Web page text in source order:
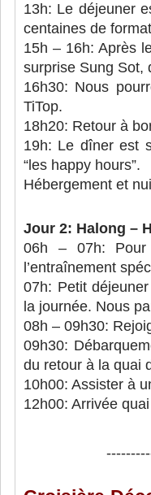
13h: Le déjeuner
centaines de
15h – 16h: Après
surprise Sung Sot,
16h30: Nous
TiTop.
18h20: Retour à
19h: Le dîner est
“les happy hours”.
Hébergement et
Jour 2: Halong –
06h – 07h: Pour
l’entraînement
07h: Petit
la journée. Nous
08h – 09h30:
09h30:
du retour à la quai
10h00: Assister à
12h00: Arrivée